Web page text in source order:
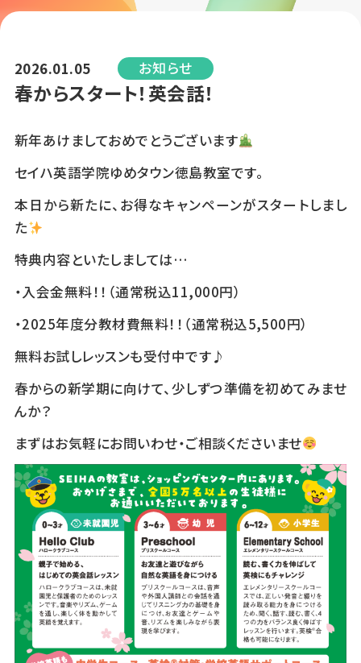
2026.01.05 お知らせ
春からスタート！英会話！
新年あけましておめでとうございます
セイハ英語学院ゆめタウン徳島教室です。
本日から新たに、お得なキャンペーンがスタートしまし
た
特典内容といたしましては…
・入会金無料！！（通常税込11,000円）
・2025年度分教材費無料！！（通常税込5,500円）
無料お試しレッスンも受付中です♪
春からの新学期に向けて、少しずつ準備を初めてみませ
んか？
まずはお気軽にお問いわせ・ご相談くださいませ